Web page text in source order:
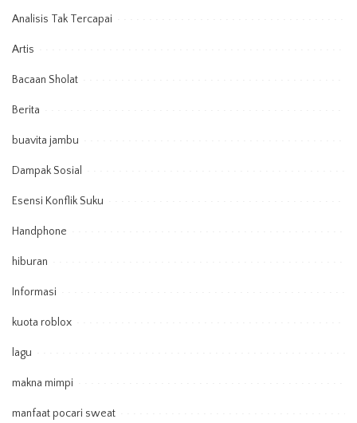
Analisis Tak Tercapai
Artis
Bacaan Sholat
Berita
buavita jambu
Dampak Sosial
Esensi Konflik Suku
Handphone
hiburan
Informasi
kuota roblox
lagu
makna mimpi
manfaat pocari sweat